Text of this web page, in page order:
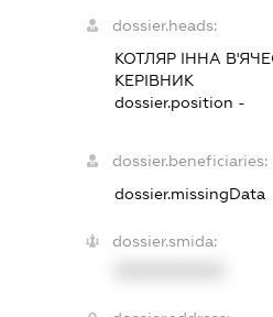
dossier.heads:
КОТЛЯР ІННА
КЕРІВНИК
dossier.position -
dossier.beneficiaries:
dossier.missingData
dossier.smida: